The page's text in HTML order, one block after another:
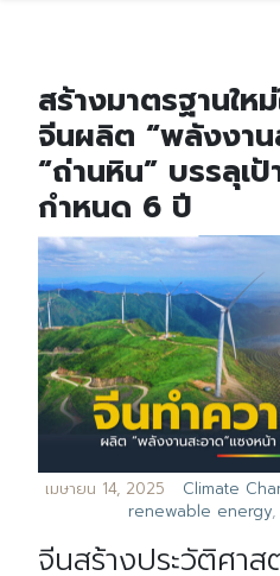
สร้างมาตรฐานให
จีนผลิต “พลังงาน
“ถ่านหิน” บรรลุเ
กำหนด 6 ปี
เมษายน 14, 2025 Climate
renewable energy,
จีนสร้างประวัติศา